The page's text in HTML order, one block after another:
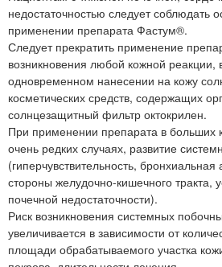
недостаточностью следует соблюдать
применении препарата Фастум®.
Следует прекратить применение
возникновения любой кожной реакции,
одновременном нанесении на кожу
косметических средств, содержащих
солнцезащитный фильтр октокрилен.
При применении препарата в больших
очень редких случаях, развитие
(гиперчувствительность,
стороны желудочно-кишечного тракта,
почечной недостаточности).
Риск возникновения системных
увеличивается в зависимости от
площади обрабатываемого участка